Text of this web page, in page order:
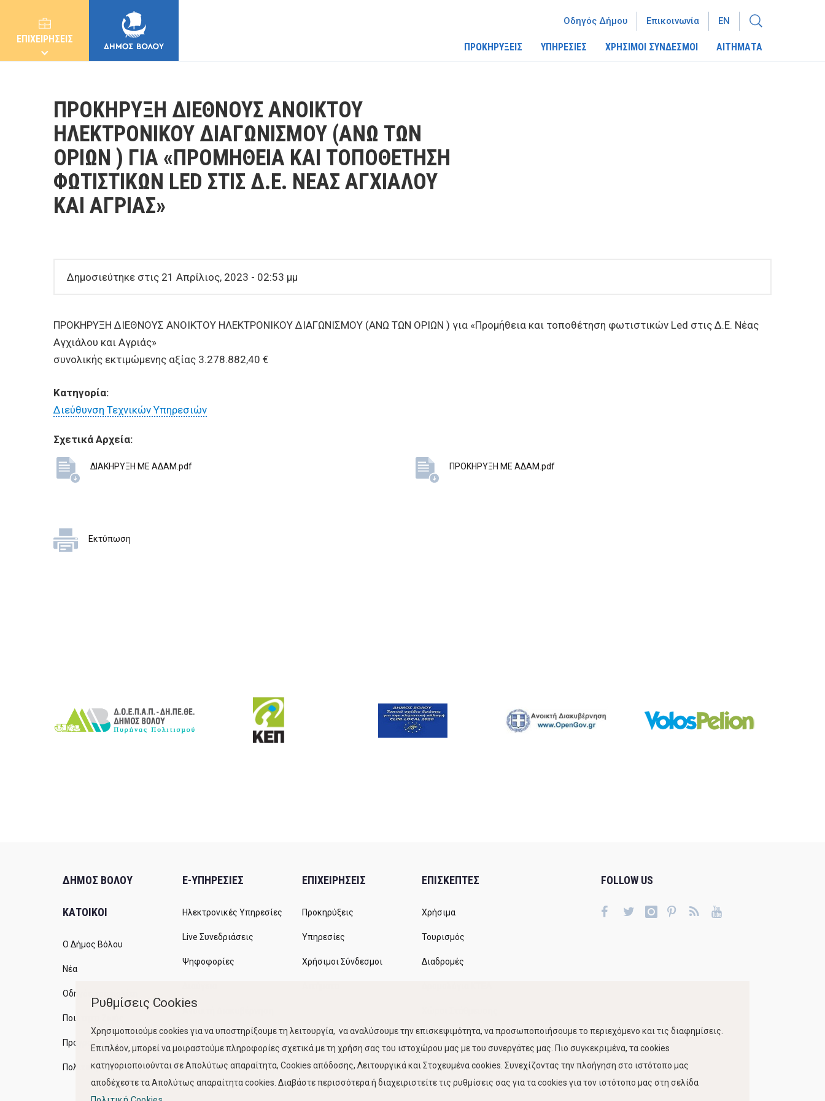
ΕΠΙΧΕΙΡΗΣΕΙΣ
ΕΠΙΧΕΙΡΗΣΕΙΣ
ΠΡΟΚΗΡΥΞΕΙΣ ΥΠΗΡΕΣΙΕΣ ΧΡΗΣΙΜΟΙ ΣΥΝΔΕΣΜΟΙ ΑΙΤΗΜΑΤΑ
Οδηγός Δήμου Επικοινωνία EN
ΠΡΟΚΗΡΥΞΗ ΔΙΕΘΝΟΥΣ ΑΝΟΙΚΤΟΥ
ΗΛΕΚΤΡΟΝΙΚΟΥ ΔΙΑΓΩΝΙΣΜΟΥ (ΑΝΩ ΤΩΝ
ΟΡΙΩΝ ) ΓΙΑ «ΠΡΟΜΗΘΕΙΑ ΚΑΙ ΤΟΠΟΘΕΤΗΣΗ
ΦΩΤΙΣΤΙΚΩΝ LED ΣΤΙΣ Δ.Ε. ΝΕΑΣ ΑΓΧΙΑΛΟΥ
ΚΑΙ ΑΓΡΙΑΣ»
Δημοσιεύτηκε στις 21 Απρίλιος, 2023 - 02:53 μμ
ΠΡΟΚΗΡΥΞΗ ΔΙΕΘΝΟΥΣ ΑΝΟΙΚΤΟΥ ΗΛΕΚΤΡΟΝΙΚΟΥ ΔΙΑΓΩΝΙΣΜΟΥ (ΑΝΩ ΤΩΝ ΟΡΙΩΝ ) για «Προμήθεια και τοποθέτηση φωτιστικών Led στις Δ.Ε. Νέας
Αγχιάλου και Αγριάς»
συνολικής εκτιμώμενης αξίας 3.278.882,40 €
Κατηγορία:
Διεύθυνση Τεχνικών Υπηρεσιών
Σχετικά Αρχεία:
ΔΙΑΚΗΡΥΞΗ ΜΕ ΑΔΑΜ.pdf ΠΡΟΚΗΡΥΞΗ ΜΕ ΑΔΑΜ.pdf
Εκτύπωση
ΔΗΜΟΣ ΒΟΛΟΥ
ΚΑΤΟΙΚΟΙ
Ο Δήμος Βόλου
Νέα
Οδηγός του πολίτη
Ποιότητα Ζωής
Προγράμματα
Πολιτική Ποιότητας
E-ΥΠΗΡΕΣΙΕΣ
Ηλεκτρονικές Υπηρεσίες
Live Συνεδριάσεις
Ψηφοφορίες
ΕΠΙΧΕΙΡΗΣΕΙΣ
Προκηρύξεις
Υπηρεσίες
Χρήσιμοι Σύνδεσμοι
ΕΠΙΣΚΕΠΤΕΣ
Χρήσιμα
Τουρισμός
Διαδρομές
Κίνηση Λιμένος
FOLLOW US
Ρυθμίσεις Cookies
Χρησιμοποιούμε cookies για να υποστηρίξουμε τη λειτουργία, να αναλύσουμε την επισκεψιμότητα, να προσωποποιήσουμε το περιεχόμενο και τις διαφημίσεις.
Επιπλέον, μπορεί να μοιραστούμε πληροφορίες σχετικά με τη χρήση σας του ιστοχώρου μας με του συνεργάτες μας. Πιο συγκεκριμένα, τα cookies
κατηγοριοποιούνται σε Απολύτως απαραίτητα, Cookies απόδοσης, Λειτουργικά και Στοχευμένα cookies. Συνεχίζοντας την πλοήγηση στο ιστότοπο μας
αποδέχεστε τα Απολύτως απαραίτητα cookies. Διαβάστε περισσότερα ή διαχειριστείτε τις ρυθμίσεις σας για τα cookies για τον ιστότοπο μας στη σελίδα